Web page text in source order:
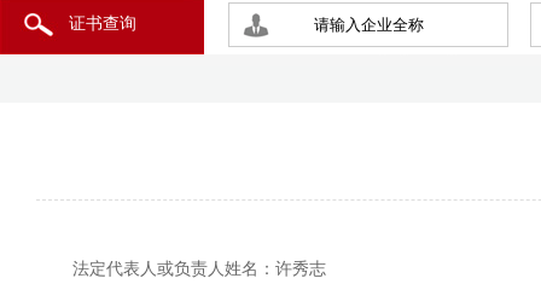
证书查询
法定代表人或负责人姓名：许秀志